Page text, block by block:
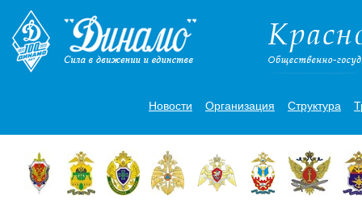
Новости Организация Структура